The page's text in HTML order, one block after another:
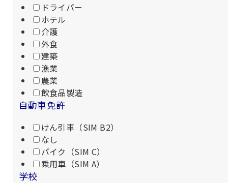
ドライバー
ホテル
介護
外食
建築
漁業
農業
飲食品製造
自動車免許
けん引車（SIM B2）
なし
バイク（SIM C）
乗用車（SIM A）
学校